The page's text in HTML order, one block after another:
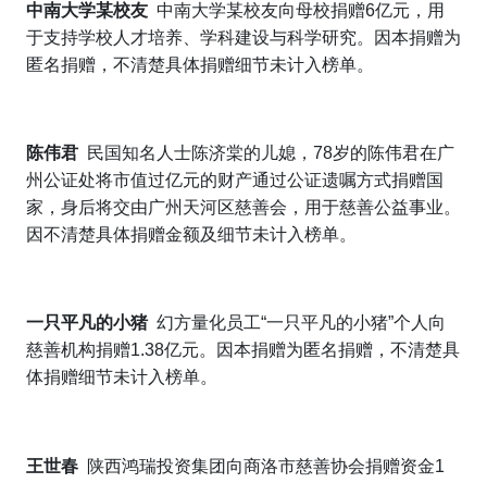
中南大学某校友 中南大学某校友向母校捐赠6亿元，用
于支持学校人才培养、学科建设与科学研究。因本捐赠为
匿名捐赠，不清楚具体捐赠细节未计入榜单。
陈伟君 民国知名人士陈济棠的儿媳，78岁的陈伟君在广
州公证处将市值过亿元的财产通过公证遗嘱方式捐赠国
家，身后将交由广州天河区慈善会，用于慈善公益事业。
因不清楚具体捐赠金额及细节未计入榜单。
一只平凡的小猪 幻方量化员工“一只平凡的小猪”个人向
慈善机构捐赠1.38亿元。因本捐赠为匿名捐赠，不清楚具
体捐赠细节未计入榜单。
王世春 陕西鸿瑞投资集团向商洛市慈善协会捐赠资金1